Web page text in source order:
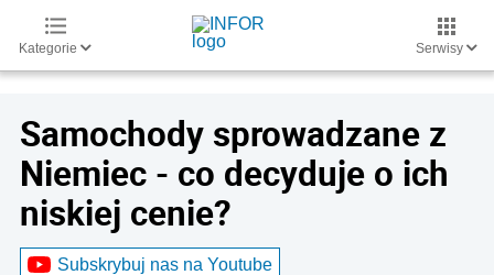
Kategorie Serwisy
Samochody sprowadzane z
Niemiec - co decyduje o ich
niskiej cenie?
Subskrybuj nas na Youtube